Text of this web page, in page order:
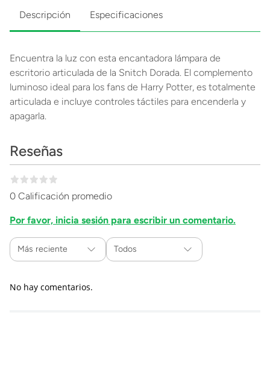
Descripción Especificaciones
Encuentra la luz con esta encantadora lámpara de
escritorio articulada de la Snitch Dorada. El complemento
luminoso ideal para los fans de Harry Potter, es totalmente
articulada e incluye controles táctiles para encenderla y
apagarla.
Reseñas
0 Calificación promedio
Por favor, inicia sesión para escribir un comentario.
Más reciente Todos
No hay comentarios.